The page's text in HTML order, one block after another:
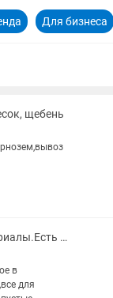
Для бизнеса
щебень
Строительные материалы.Есть Доставка !Цемент.Песок.Отсев.Мытый песок
в
для